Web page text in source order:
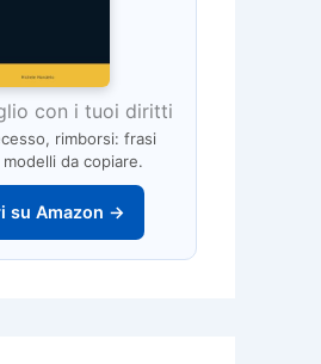
con i tuoi diritti
rimborsi: frasi
da copiare.
su Amazon →